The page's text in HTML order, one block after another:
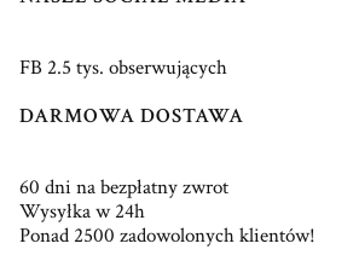
FB 2.5 tys. obserwujących
DARMOWA DOSTAWA
60 dni na bezpłatny zwrot
Wysyłka w 24h
Ponad 2500 zadowolonych klientów!